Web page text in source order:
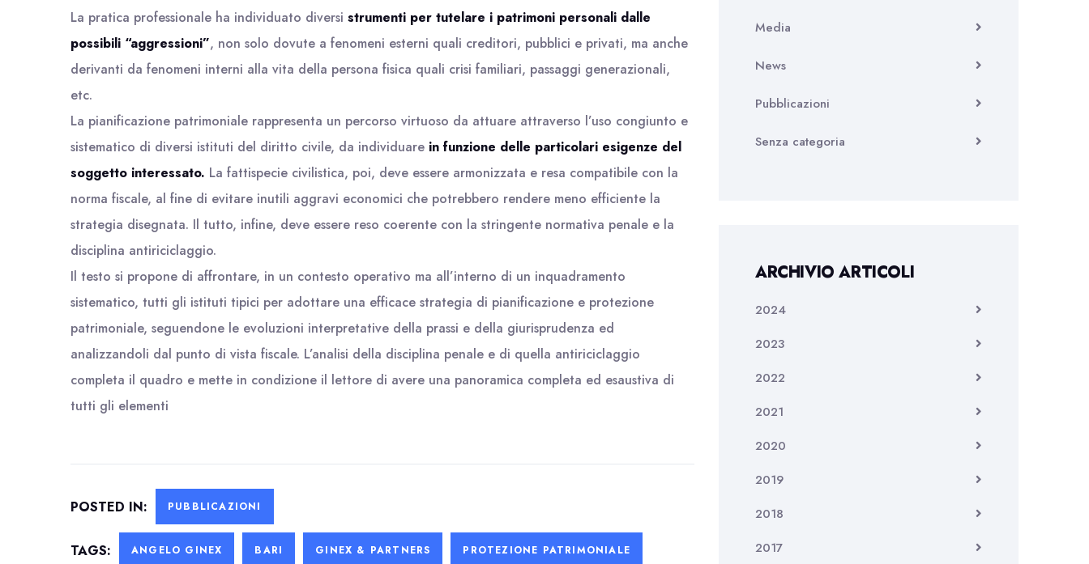
La pratica professionale ha individuato diversi strumenti per tutelare i patrimoni personali dalle
possibili “aggressioni”, non solo dovute a fenomeni esterni quali creditori, pubblici e privati, ma anche
derivanti da fenomeni interni alla vita della persona fisica quali crisi familiari, passaggi generazionali,
etc.
La pianificazione patrimoniale rappresenta un percorso virtuoso da attuare attraverso l’uso congiunto e
sistematico di diversi istituti del diritto civile, da individuare in funzione delle particolari esigenze del
soggetto interessato. La fattispecie civilistica, poi, deve essere armonizzata e resa compatibile con la
norma fiscale, al fine di evitare inutili aggravi economici che potrebbero rendere meno efficiente la
strategia disegnata. Il tutto, infine, deve essere reso coerente con la stringente normativa penale e la
disciplina antiriciclaggio.
Il testo si propone di affrontare, in un contesto operativo ma all’interno di un inquadramento
sistematico, tutti gli istituti tipici per adottare una efficace strategia di pianificazione e protezione
patrimoniale, seguendone le evoluzioni interpretative della prassi e della giurisprudenza ed
analizzandoli dal punto di vista fiscale. L’analisi della disciplina penale e di quella antiriciclaggio
completa il quadro e mette in condizione il lettore di avere una panoramica completa ed esaustiva di
tutti gli elementi
POSTED IN: PUBBLICAZIONI
TAGS: ANGELO GINEX BARI GINEX & PARTNERS PROTEZIONE PATRIMONIALE
Media
News
Pubblicazioni
Senza categoria
ARCHIVIO ARTICOLI
2024
2023
2022
2021
2020
2019
2018
2017